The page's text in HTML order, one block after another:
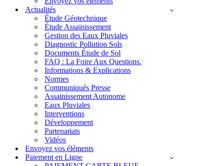
Actualités
Étude Géotechnique
Étude Assainissement
Gestion des Eaux Pluviales
Diagnostic Pollution Sols
Documents Étude de Sol
FAQ : La Foire Aux Questions.
Informations & Explications
Normes
Communiqués Presse
Assainissement Autonome
Eaux Pluviales
Interventions
Développement
Partenariats
Vidéos
Envoyez vos éléments
Paiement en Ligne